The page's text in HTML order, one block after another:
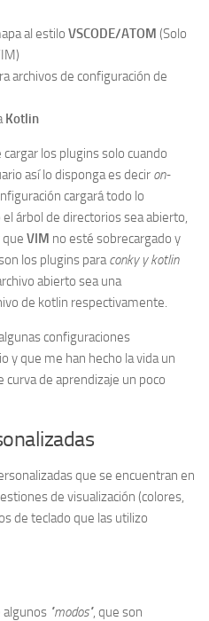
al estilo VSCODE/ATOM (Solo
archivos de configuración de
Kotlin
los plugins solo cuando
así lo disponga es decir on-
cargará todo lo
el árbol de directorios sea abierto,
VIM no esté sobrecargado y
los plugins paraconky y kotlin
abierto sea una
de kotlin respectivamente.
configuraciones
y que me han hecho la vida un
curva de aprendizaje un poco
que se encuentran en
de visualización (colores,
de teclado que las utilizo
algunos "modos", que son